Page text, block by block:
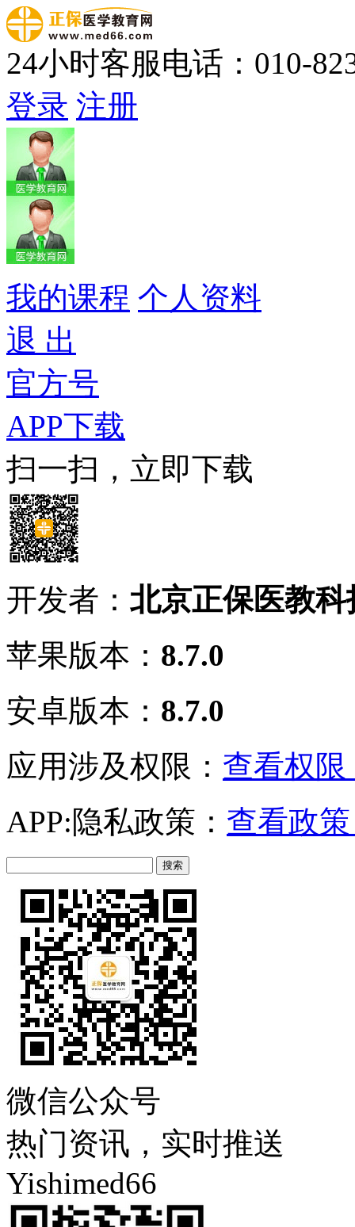
24小时客服电话：010-
登录 注册
我的课程 个人资料
退 出
官方号
APP下载
扫一扫，立即下载
开发者： 北京正保医教
苹果版本： 8.7.0
安卓版本： 8.7.0
应用涉及权限： 查看权限
APP:隐私政策： 查看政
微信公众号
热门资讯，实时推送
Yishimed66